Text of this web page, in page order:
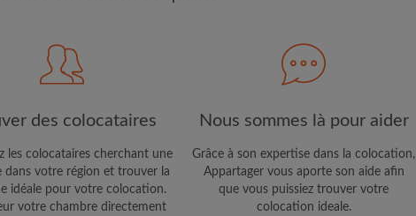
CRÉER PROFIL
jour du compte par e-mail
des colocataires
les colocataires cherchant une
dans votre région et trouver la
idéale pour votre colocation.
votre chambre directement
Nous sommes là pour aider
Grâce à son expertise dans la colocation,
Appartager vous aporte son aide afin
que vous puissiez trouver votre
colocation ideale.